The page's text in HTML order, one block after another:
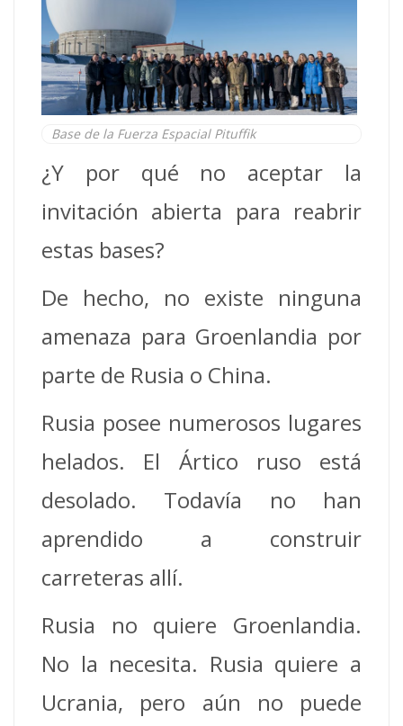
Base de la Fuerza Espacial Pituffik
¿Y por qué no aceptar la
invitación abierta para reabrir
estas bases?
De hecho, no existe ninguna
amenaza para Groenlandia por
parte de Rusia o China.
Rusia posee numerosos lugares
helados. El Ártico ruso está
desolado. Todavía no han
aprendido a construir
carreteras allí.
Rusia no quiere Groenlandia.
No la necesita. Rusia quiere a
Ucrania, pero aún no puede